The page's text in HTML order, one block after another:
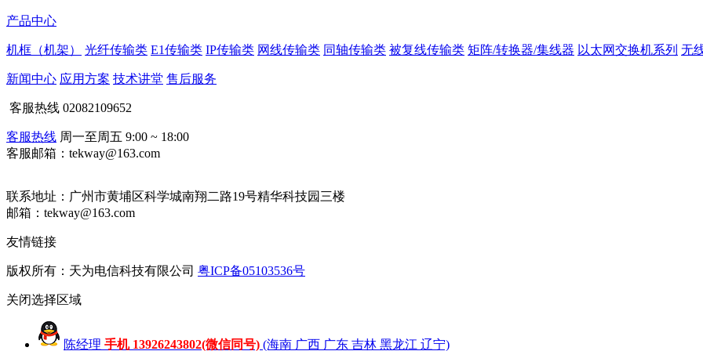
产品中心
机框（机架） 光纤传输类 E1传输类 IP传输类 网线传输类 同轴传输类 被复线传输类 矩阵/转换器/集线器 以太网交换机系列 无
新闻中心 应用方案 技术讲堂 售后服务
客服热线 02082109652
客服热线 周一至周五 9:00 ~ 18:00
客服邮箱：tekway@163.com
联系地址： 广州市黄埔区科学城南翔二路19号精华科技园三楼
邮箱：tekway@163.com
友情链接
版权所有：天为电信科技有限公司 粤ICP备05103536号
关闭选择区域
陈经理 手机 13926243802(微信同号) (海南 广西 广东 吉林 黑龙江 辽宁)